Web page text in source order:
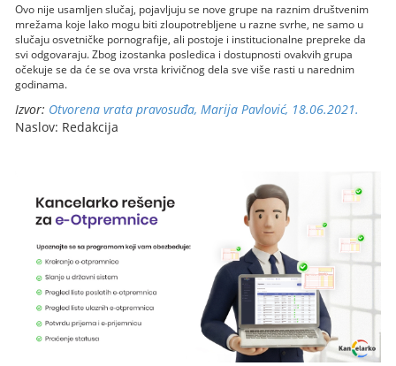
Ovo nije usamljen slučaj, pojavljuju se nove grupe na raznim društvenim
mrežama koje lako mogu biti zloupotrebljene u razne svrhe, ne samo u
slučaju osvetničke pornografije, ali postoje i institucionalne prepreke da
svi odgovaraju. Zbog izostanka posledica i dostupnosti ovakvih grupa
očekuje se da će se ova vrsta krivičnog dela sve više rasti u narednim
godinama.
Izvor: Otvorena vrata pravosuđa, Marija Pavlović, 18.06.2021.
Naslov: Redakcija